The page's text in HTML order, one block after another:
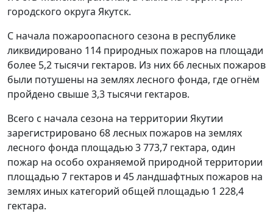
городского округа Якутск.
С начала пожароопасного сезона в республике
ликвидировано 114 природных пожаров на площади
более 5,2 тысячи гектаров. Из них 66 лесных пожаров
были потушены на землях лесного фонда, где огнём
пройдено свыше 3,3 тысячи гектаров.
Всего с начала сезона на территории Якутии
зарегистрировано 68 лесных пожаров на землях
лесного фонда площадью 3 773,7 гектара, один
пожар на особо охраняемой природной территории
площадью 7 гектаров и 45 ландшафтных пожаров на
землях иных категорий общей площадью 1 228,4
гектара.